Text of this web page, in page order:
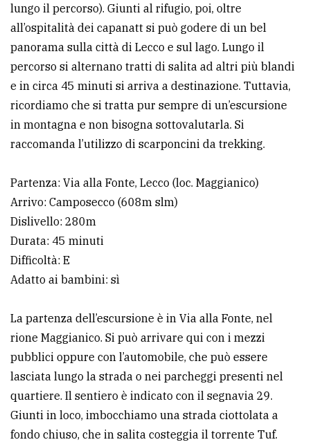
ALTRE
TESTATE
policy
Cookie
policy
lungo il percorso). Giunti al rifugio, poi, oltre
all’ospitalità dei capanatt si può godere di un bel
panorama sulla città di Lecco e sul lago. Lungo il
percorso si alternano tratti di salita ad altri più blandi
e in circa 45 minuti si arriva a destinazione. Tuttavia,
ricordiamo che si tratta pur sempre di un’escursione
in montagna e non bisogna sottovalutarla. Si
raccomanda l’utilizzo di scarponcini da trekking.
Partenza: Via alla Fonte, Lecco (loc. Maggianico)
Arrivo: Camposecco (608m slm)
Dislivello: 280m
Durata: 45 minuti
Difficoltà: E
Adatto ai bambini: sì
La partenza dell’escursione è in Via alla Fonte, nel
rione Maggianico. Si può arrivare qui con i mezzi
pubblici oppure con l’automobile, che può essere
lasciata lungo la strada o nei parcheggi presenti nel
quartiere. Il sentiero è indicato con il segnavia 29.
Giunti in loco, imbocchiamo una strada ciottolata a
fondo chiuso, che in salita costeggia il torrente Tuf.